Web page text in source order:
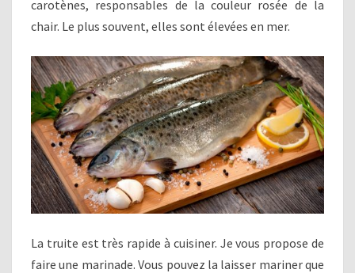
carotènes, responsables de la couleur rosée de la
chair. Le plus souvent, elles sont élevées en mer.
La truite est très rapide à cuisiner. Je vous propose de
faire une marinade. Vous pouvez la laisser mariner que